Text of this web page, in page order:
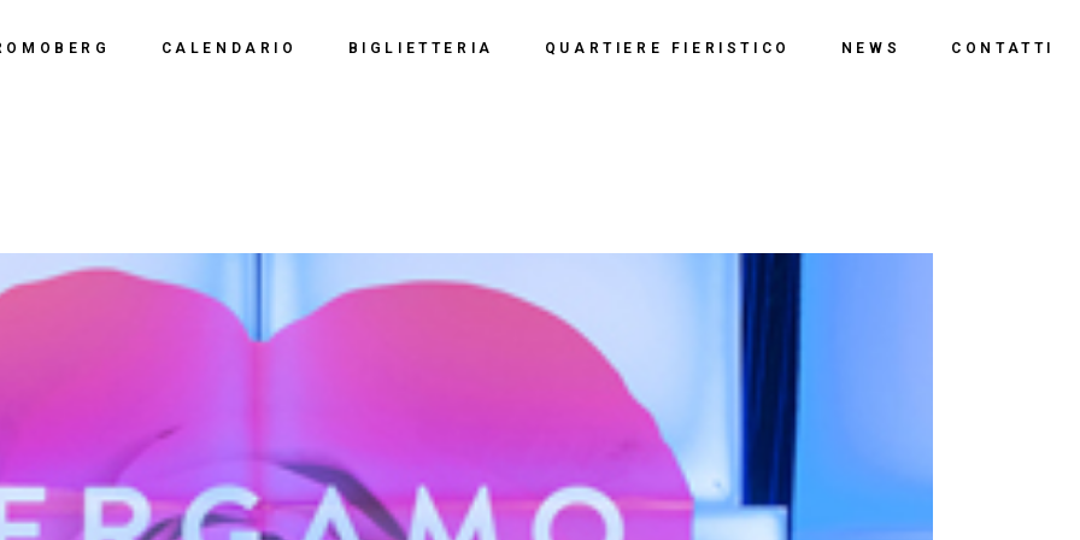
CALENDARIO
Calendario 2023
Calendario 2022
Calendario 2020
Calendario 2019
BIGLIETTERIA QUARTIERE FIERISTICO NEWS CONTATTI
Calendario 2026
Calendario 2021
Polo Espositivo